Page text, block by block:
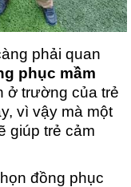
phải quan
phục mầm
ở trường của trẻ
vì vậy mà một
giúp trẻ cảm
đồng phục